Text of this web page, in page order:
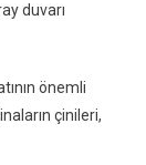
duvarı
önemli
çinileri,